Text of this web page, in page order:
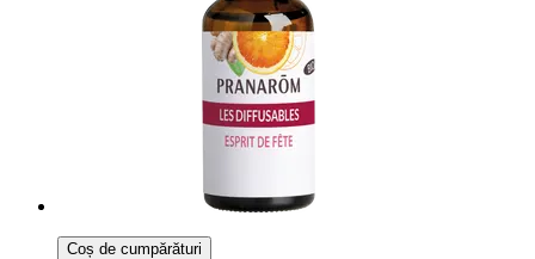
Coș de cumpărături